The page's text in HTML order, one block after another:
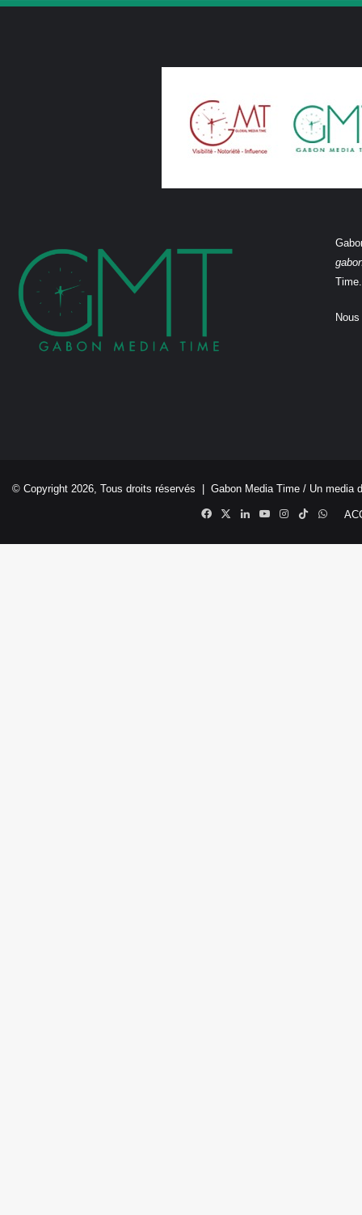
Time.
© Copyright 2026, Tous droits réservés | Gabon Media Time / Un media
Facebook
X LinkedinYouTubeInstagram
TikTok